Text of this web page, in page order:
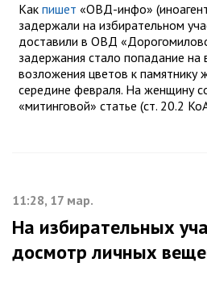
Как пишет «ОВД-инфо»
задержали на избирательном
доставили в ОВД
задержания стало попадание
возложения цветов к памятнику
середине февраля. На женщину
«митинговой» статье (ст. 20.2
11:28, 17 мар.
На избирательных
досмотр личных